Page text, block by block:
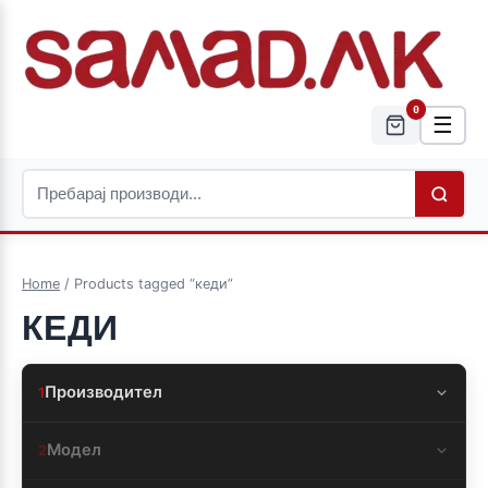
0
☰
Home / Products tagged “кеди”
КЕДИ
1Производител
2Модел